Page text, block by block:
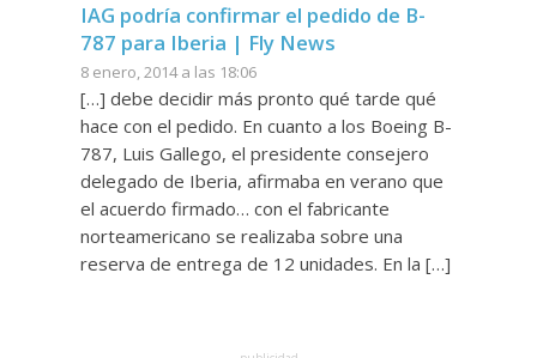
IAG podría confirmar el pedido de B-
787 para Iberia | Fly News
8 enero, 2014 a las 18:06
[…] debe decidir más pronto qué tarde qué
hace con el pedido. En cuanto a los Boeing B-
787, Luis Gallego, el presidente consejero
delegado de Iberia, afirmaba en verano que
el acuerdo firmado… con el fabricante
norteamericano se realizaba sobre una
reserva de entrega de 12 unidades. En la […]